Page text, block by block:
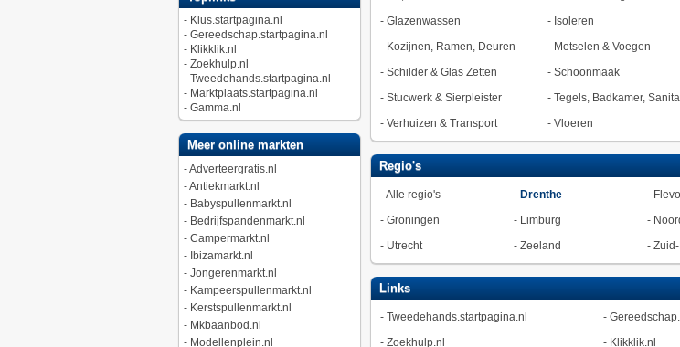
- Klus.startpagina.nl
- Gereedschap.startpagina.nl
- Klikklik.nl
- Zoekhulp.nl
- Tweedehands.startpagina.nl
- Marktplaats.startpagina.nl
- Gamma.nl
Meer online markten
-Adverteergratis.nl
-Antiekmarkt.nl
- Babyspullenmarkt.nl
- Bedrijfspandenmarkt.nl
- Campermarkt.nl
- Ibizamarkt.nl
- Jongerenmarkt.nl
- Kampeerspullenmarkt.nl
- Kerstspullenmarkt.nl
- Mkbaanbod.nl
- Modellenplein.nl
- Glazenwassen - Isoleren
- Kozijnen, Ramen, Deuren - Metselen & Voegen
- Schilder & Glas Zetten - Schoonmaak
- Stucwerk & Sierpleister - Tegels, Badkamer,
- Verhuizen & Transport - Vloeren
Regio's
-Alle regio's - Drenthe -
- Groningen - Limburg -
- Utrecht - Zeeland -
Links
- Tweedehands.startpagina.nl -
- Zoekhulp.nl - Klikklik.nl